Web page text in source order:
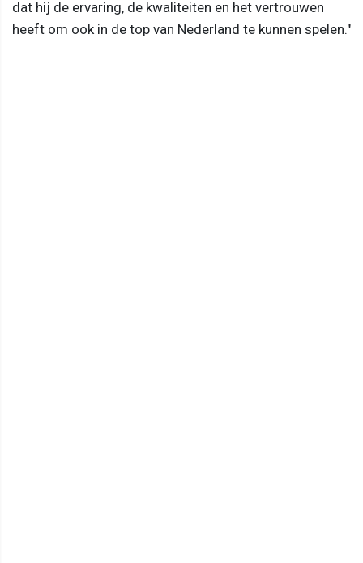
dat hij de ervaring, de kwaliteiten en het vertrouwen
heeft om ook in de top van Nederland te kunnen spelen."